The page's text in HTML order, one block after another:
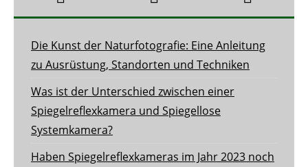
Die Kunst der Naturfotografie: Eine Anleitung
zu Ausrüstung, Standorten und Techniken
Was ist der Unterschied zwischen einer
Spiegelreflexkamera und Spiegellose
Systemkamera?
Haben Spiegelreflexkameras im Jahr 2023 noch